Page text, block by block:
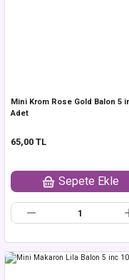
Mini Krom Rose Gold Balon 5
Adet
65,00 TL
Sepete Ekle